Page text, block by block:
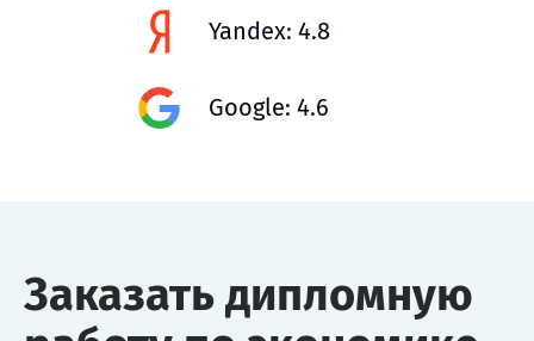
Yandex: 4.8
Google: 4.6
Заказать дипломную